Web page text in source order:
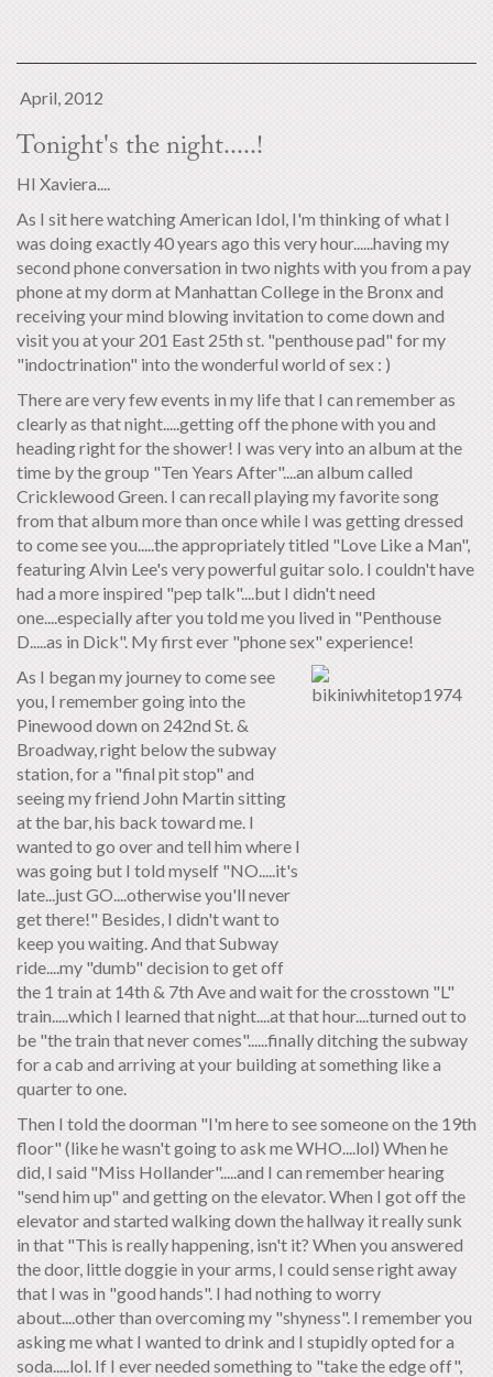
April, 2012
Tonight's the night.....!
HI Xaviera....
As I sit here watching American Idol, I'm thinking of what I
was doing exactly 40 years ago this very hour......having my
second phone conversation in two nights with you from a pay
phone at my dorm at Manhattan College in the Bronx and
receiving your mind blowing invitation to come down and
visit you at your 201 East 25th st. "penthouse pad" for my
"indoctrination" into the wonderful world of sex : )
There are very few events in my life that I can remember as
clearly as that night.....getting off the phone with you and
heading right for the shower! I was very into an album at the
time by the group "Ten Years After"....an album called
Cricklewood Green. I can recall playing my favorite song
from that album more than once while I was getting dressed
to come see you.....the appropriately titled "Love Like a Man",
featuring Alvin Lee's very powerful guitar solo. I couldn't have
had a more inspired "pep talk"....but I didn't need
one....especially after you told me you lived in "Penthouse
D.....as in Dick". My first ever "phone sex" experience!
As I began my journey to come see
you, I remember going into the
Pinewood down on 242nd St. &
Broadway, right below the subway
station, for a "final pit stop" and
seeing my friend John Martin sitting
at the bar, his back toward me. I
wanted to go over and tell him where I
was going but I told myself "NO.....it's
late...just GO....otherwise you'll never
get there!" Besides, I didn't want to
keep you waiting. And that Subway
ride....my "dumb" decision to get off
the 1 train at 14th & 7th Ave and wait for the crosstown "L"
train.....which I learned that night....at that hour....turned out to
be "the train that never comes"......finally ditching the subway
for a cab and arriving at your building at something like a
quarter to one.
Then I told the doorman "I'm here to see someone on the 19th
floor" (like he wasn't going to ask me WHO....lol) When he
did, I said "Miss Hollander".....and I can remember hearing
"send him up" and getting on the elevator. When I got off the
elevator and started walking down the hallway it really sunk
in that "This is really happening, isn't it? When you answered
the door, little doggie in your arms, I could sense right away
that I was in "good hands". I had nothing to worry
about....other than overcoming my "shyness". I remember you
asking me what I wanted to drink and I stupidly opted for a
soda.....lol. If I ever needed something to "take the edge off",